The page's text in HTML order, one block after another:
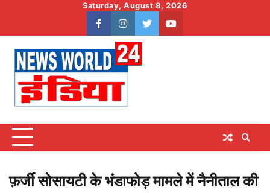
content
Saturday, August 8, 2026
facebookinstagram
twitteryoutube
फ़र्जी सोसायटी के भंडाफोड़ मामले में नैनीताल की